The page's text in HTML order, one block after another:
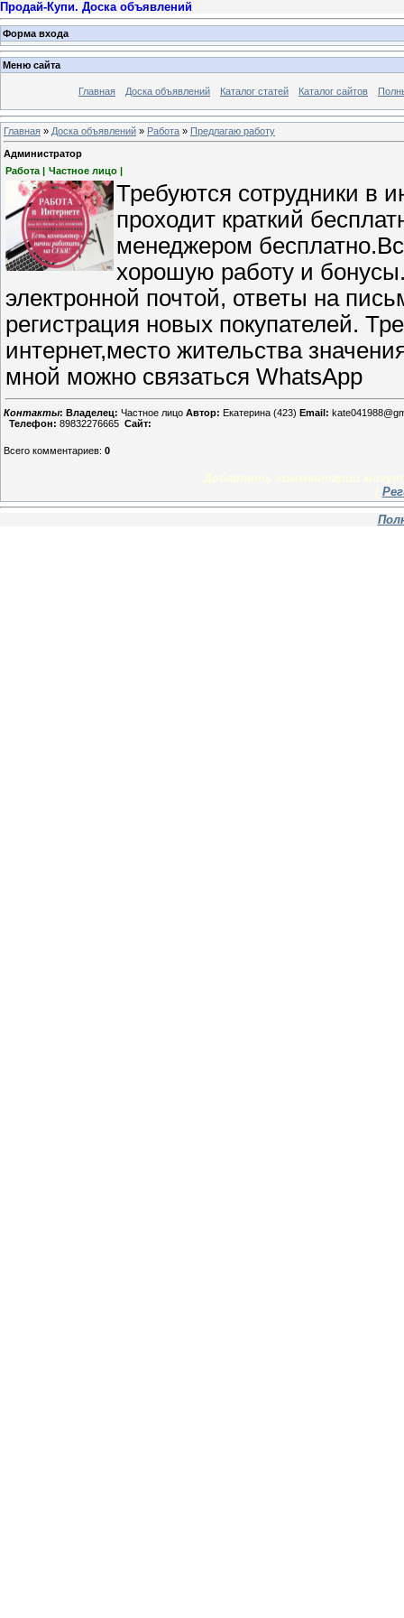
Продай-Купи. Доска объявлений
Форма входа
Меню сайта
Главная Доска объявлений Каталог статей Каталог сайтов
Главная » Доска объявлений » Работа » Предлагаю работу
Администратор
Работа | Частное лицо |
Требуются сотрудники в
проходит краткий
менеджером
хорошую работу и
электронной почтой, ответы на
регистрация новых покупателей.
интернет,место жительства
мной можно связаться WhatsApp
Контакты: Владелец: Частное лицо Автор: Екатерина (423) Email:
Телефон: 89832276665 Сайт:
Всего комментариев: 0